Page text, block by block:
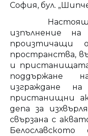
София, бул.
Настоящата
изпълнение
произтичащи
пространства,
и пристанищата
поддържане
изграждане
пристанищни
депа за
свързана с